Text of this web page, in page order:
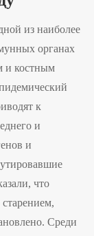
из наиболее
органах
и костным
к
и
и
что
Среди